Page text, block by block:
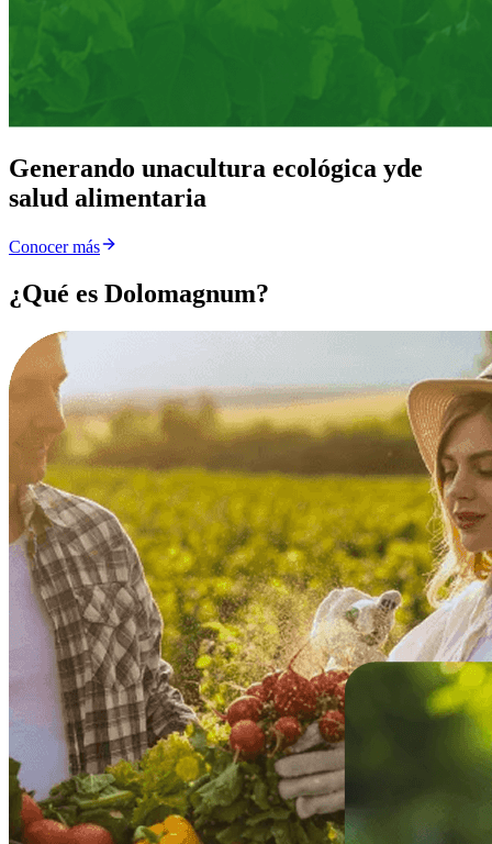
Generando unacultura ecológica yde
salud alimentaria
Conocer más
¿Qué es Dolomagnum?